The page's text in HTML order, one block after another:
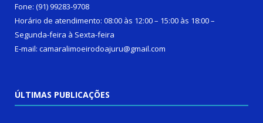
Fone: (91) 99283-9708
Horário de atendimento: 08:00 às 12:00 – 15:00 às 18:00 –
Segunda-feira à Sexta-feira
E-mail: camaralimoeirodoajuru@gmail.com
ÚLTIMAS PUBLICAÇÕES